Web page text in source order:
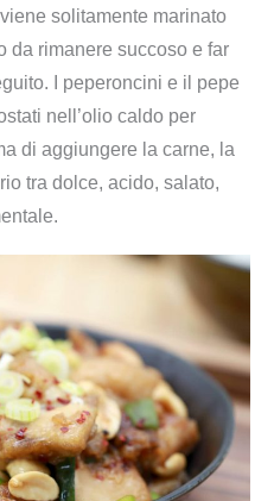
solitamente marinato
da rimanere succoso e far
I peperoncini e il pepe
nell’olio caldo per
di aggiungere la carne, la
tra dolce, acido, salato,